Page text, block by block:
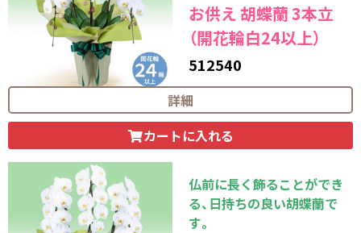
お供え 胡蝶蘭 3本立
（開花輪白24以上）
512540
26,400
詳細
カートに入れる
仏前に長く飾ることができ
る、日持ちの良い胡蝶蘭で
す。